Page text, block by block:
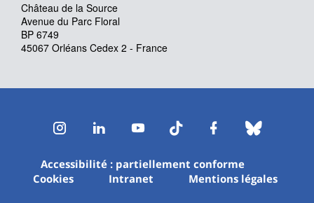
Château de la Source
Avenue du Parc Floral
BP 6749
45067 Orléans Cedex 2 - France
InstagramLinkedInYoutubeTikTok Facebook
Accessibilité : partiellement conforme
Cookies
Intranet Mentions légales